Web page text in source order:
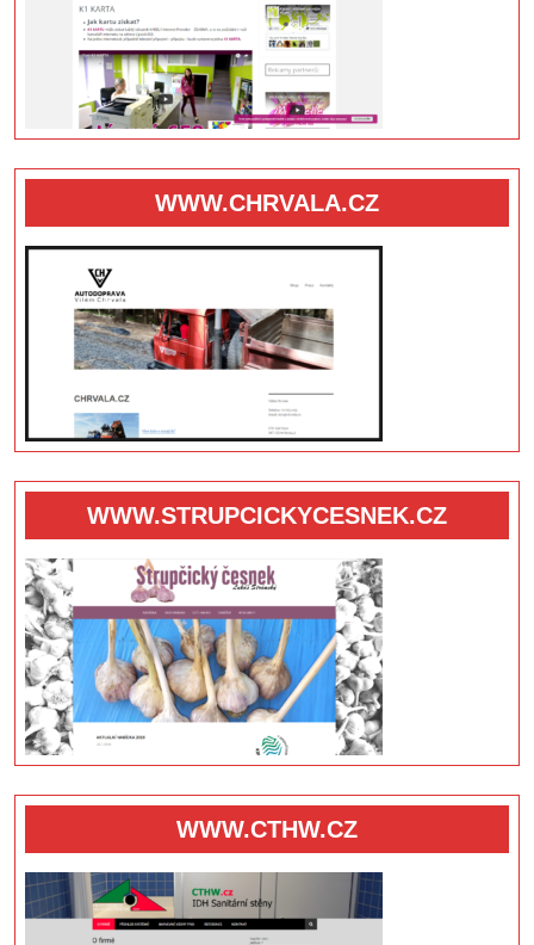
WWW.CHRVALA.CZ
WWW.STRUPCICKYCESNEK.CZ
WWW.CTHW.CZ